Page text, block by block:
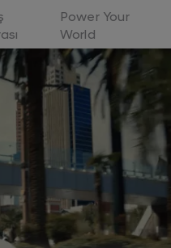
Power Your
World